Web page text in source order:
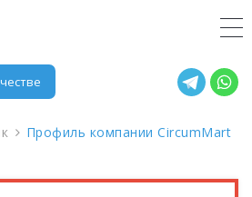
Профиль компании CircumMart